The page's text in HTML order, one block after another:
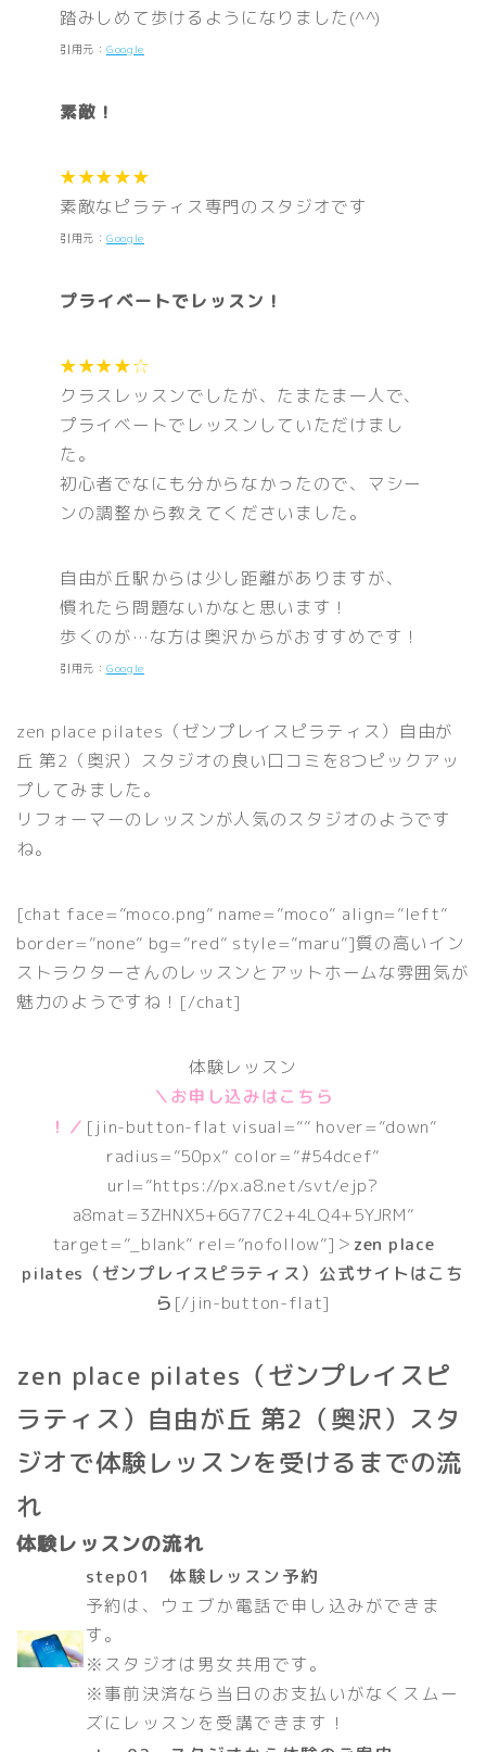
踏みしめて歩けるようになりました(^^)
引用元： Google
素敵！
★★★★★
素敵なピラティス専門のスタジオです
引用元： Google
プライベートでレッスン！
★★★★☆
クラスレッスンでしたが、たまたま一人で、
プライベートでレッスンしていただけまし
た。
初心者でなにも分からなかったので、マシー
ンの調整から教えてくださいました。
自由が丘駅からは少し距離がありますが、
慣れたら問題ないかなと思います！
歩くのが…な方は奥沢からがおすすめです！
引用元： Google
zen place pilates（ゼンプレイスピラティス）自由が
丘 第2（奥沢）スタジオの良い口コミを8つピックアッ
プしてみました。
リフォーマーのレッスンが人気のスタジオのようです
ね。
[chat face=”moco.png” name=”moco” align=”left”
border=”none” bg=”red” style=”maru”]質の高いイン
ストラクターさんのレッスンとアットホームな雰囲気が
魅力のようですね！[/chat]
体験レッスン
＼お申し込みはこちら
！／ [jin-button-flat visual=”” hover=”down”
radius=”50px” color=”#54dcef”
url=”https://px.a8.net/svt/ejp?
a8mat=3ZHNX5+6G77C2+4LQ4+5YJRM”
target=”_blank” rel=”nofollow”]＞ zen place
pilates（ゼンプレイスピラティス）公式サイトはこち
ら [/jin-button-flat]
zen place pilates（ゼンプレイスピ
ラティス）自由が丘 第2（奥沢）スタ
ジオで体験レッスンを受けるまでの流
れ
体験レッスンの流れ
step01 体験レッスン予約
予約は、ウェブか電話で申し込みができま
す。
※スタジオは男女共用です。
※事前決済なら当日のお支払いがなくスムー
ズにレッスンを受講できます！